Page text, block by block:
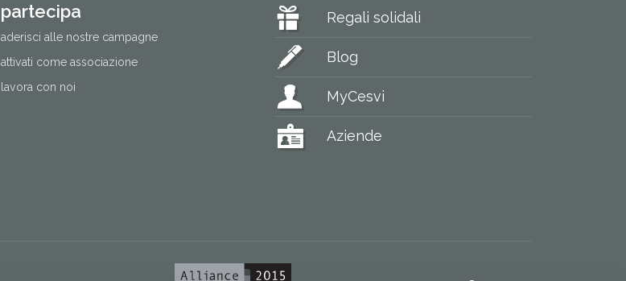
partecipa
aderisci alle nostre campagne
attivati come associazione
lavora con noi
Regali solidali
Blog
MyCesvi
Aziende